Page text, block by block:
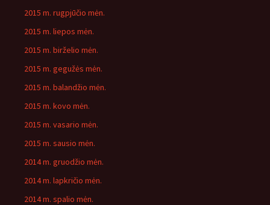
2015 m. rugpjūčio mėn.
2015 m. liepos mėn.
2015 m. birželio mėn.
2015 m. gegužės mėn.
2015 m. balandžio mėn.
2015 m. kovo mėn.
2015 m. vasario mėn.
2015 m. sausio mėn.
2014 m. gruodžio mėn.
2014 m. lapkričio mėn.
2014 m. spalio mėn.